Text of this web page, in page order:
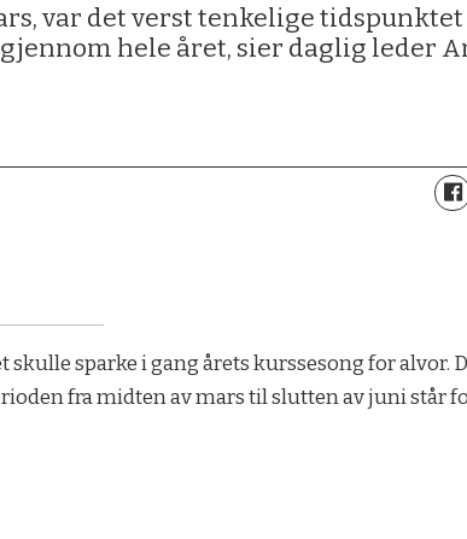
var det verst tenkelige tidspunktet
hele året, sier daglig leder
sparke i gang årets kurssesong for alvor.
fra midten av mars til slutten av juni står